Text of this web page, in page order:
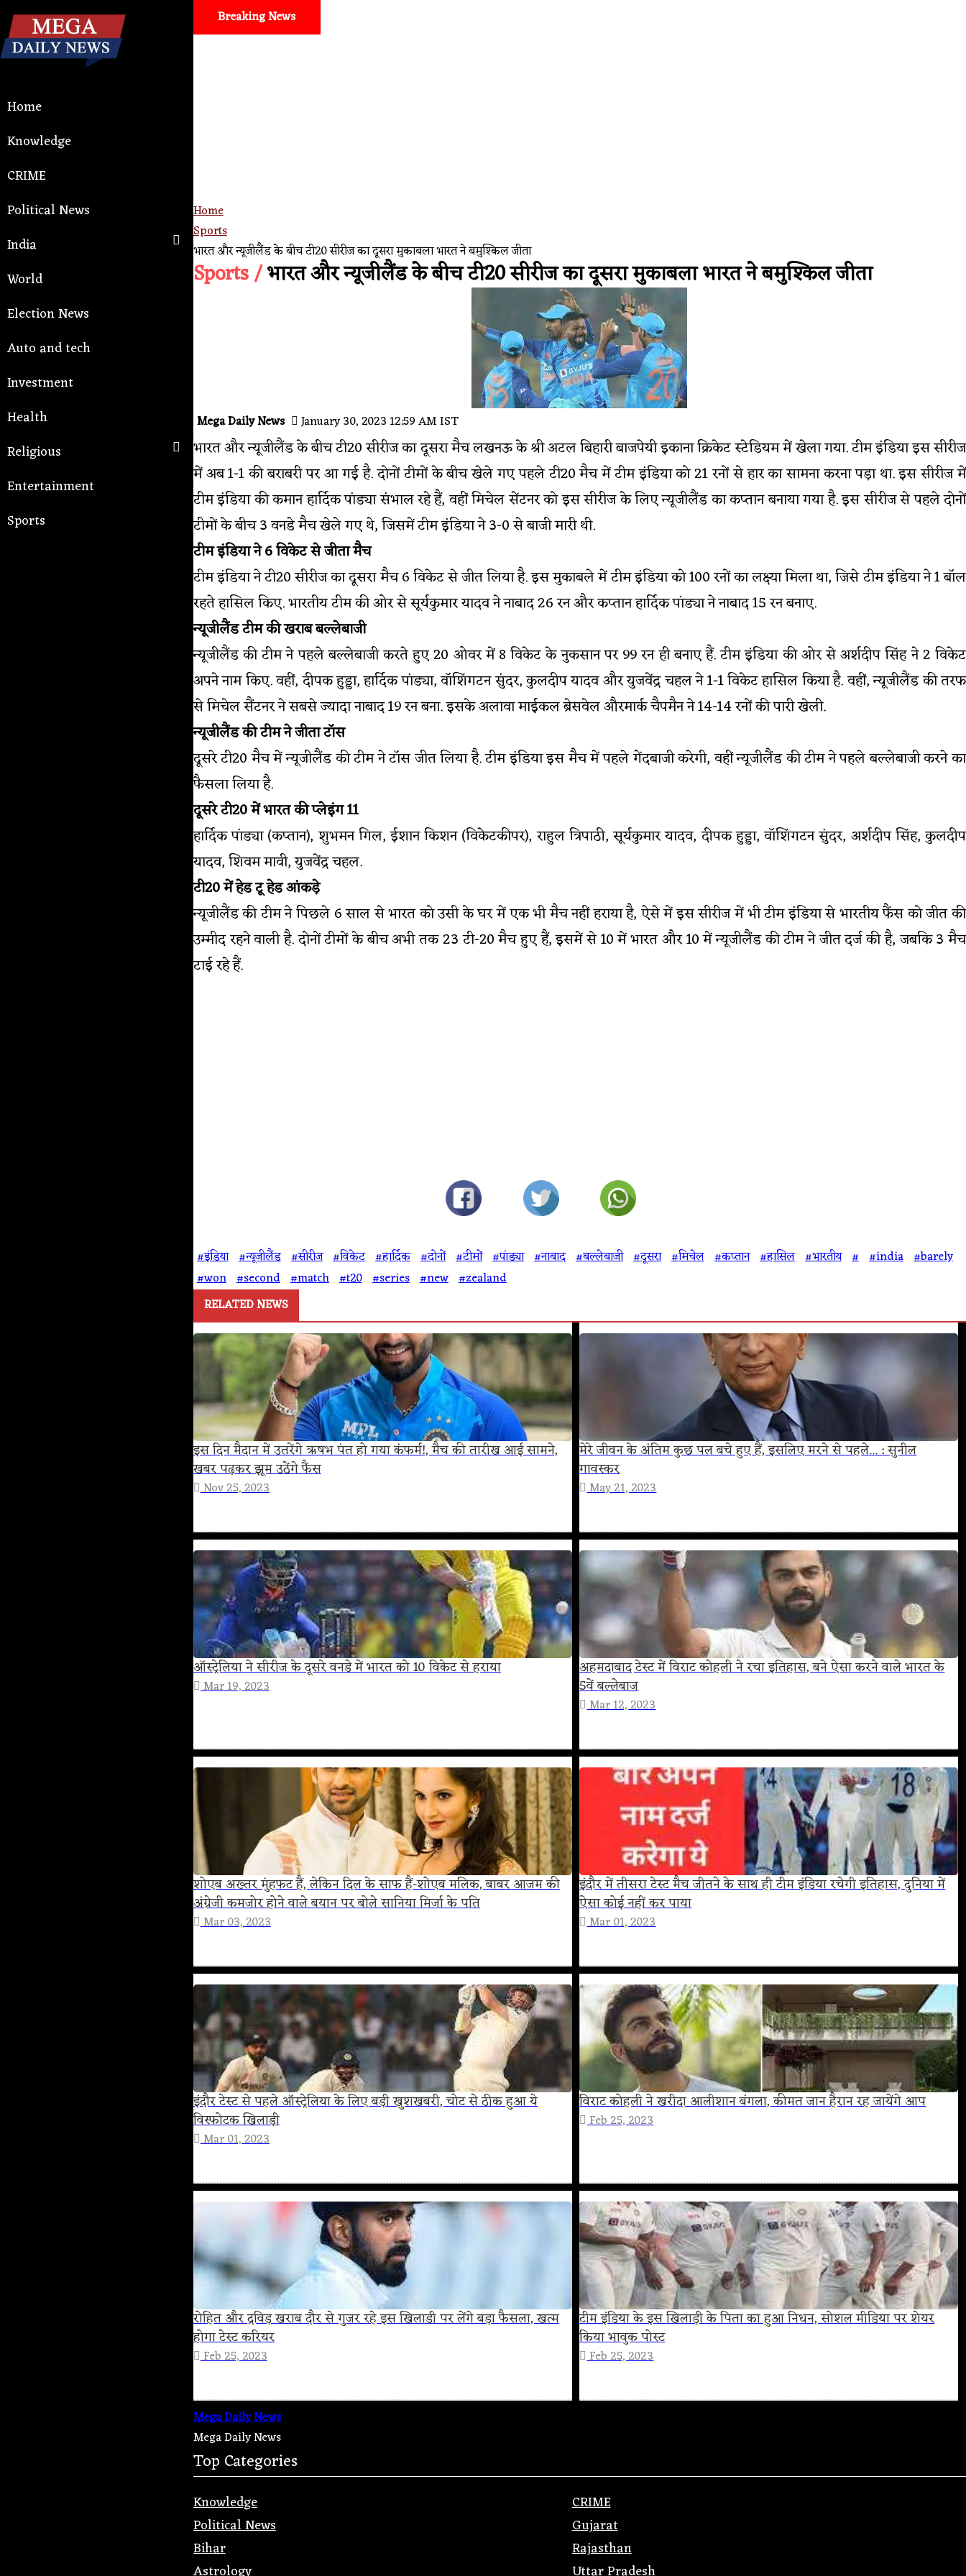
Home
Knowledge
CRIME
Political News
India
World
Election News
Auto and tech
Investment
Health
Religious
Entertainment
Sports
Breaking News
Home
Sports
भारत और न्यूजीलैंड के बीच टी20 सीरीज का दूसरा मुकाबला भारत ने बमुश्किल जीता
Sports /भारत और न्यूजीलैंड के बीच टी20 सीरीज का दूसरा मुकाबला भारत ने बमुश्किल जीता
Mega Daily News January 30, 2023 12:59 AM IST
भारत और न्यूजीलैंड के बीच टी20 सीरीज का दूसरा मैच लखनऊ के श्री अटल बिहारी बाजपेयी इकाना क्रिकेट स्टेडियम में खेला गया. टीम इंडिया इस सीरीज
में अब 1-1 की बराबरी पर आ गई है. दोनों टीमों के बीच खेले गए पहले टी20 मैच में टीम इंडिया को 21 रनों से हार का सामना करना पड़ा था. इस सीरीज में
टीम इंडिया की कमान हार्दिक पांड्या संभाल रहे हैं, वहीं मिचेल सेंटनर को इस सीरीज के लिए न्यूजीलैंड का कप्तान बनाया गया है. इस सीरीज से पहले दोनों
टीमों के बीच 3 वनडे मैच खेले गए थे, जिसमें टीम इंडिया ने 3-0 से बाजी मारी थी.
टीम इंडिया ने 6 विकेट से जीता मैच
टीम इंडिया ने टी20 सीरीज का दूसरा मैच 6 विकेट से जीत लिया है. इस मुकाबले में टीम इंडिया को 100 रनों का लक्ष्या मिला था, जिसे टीम इंडिया ने 1 बॉल
रहते हासिल किए. भारतीय टीम की ओर से सूर्यकुमार यादव ने नाबाद 26 रन और कप्तान हार्दिक पांड्या ने नाबाद 15 रन बनाए.
न्यूजीलैंड टीम की खराब बल्लेबाजी
न्यूजीलैंड की टीम ने पहले बल्लेबाजी करते हुए 20 ओवर में 8 विकेट के नुकसान पर 99 रन ही बनाए हैं. टीम इंडिया की ओर से अर्शदीप सिंह ने 2 विकेट
अपने नाम किए. वहीं, दीपक हुड्डा, हार्दिक पांड्या, वॉशिंगटन सुंदर, कुलदीप यादव और युजवेंद्र चहल ने 1-1 विकेट हासिल किया है. वहीं, न्यूजीलैंड की तरफ
से मिचेल सैंटनर ने सबसे ज्यादा नाबाद 19 रन बना. इसके अलावा माईकल ब्रेसवेल औरमार्क चैपमैन ने 14-14 रनों की पारी खेली.
न्यूजीलैंड की टीम ने जीता टॉस
दूसरे टी20 मैच में न्यूजीलैंड की टीम ने टॉस जीत लिया है. टीम इंडिया इस मैच में पहले गेंदबाजी करेगी, वहीं न्यूजीलैंड की टीम ने पहले बल्लेबाजी करने का
फैसला लिया है.
दूसरे टी20 में भारत की प्लेइंग 11
हार्दिक पांड्या (कप्तान), शुभमन गिल, ईशान किशन (विकेटकीपर), राहुल त्रिपाठी, सूर्यकुमार यादव, दीपक हुड्डा, वॉशिंगटन सुंदर, अर्शदीप सिंह, कुलदीप
यादव, शिवम मावी, युजवेंद्र चहल.
टी20 में हेड टू हेड आंकड़े
न्यूजीलैंड की टीम ने पिछले 6 साल से भारत को उसी के घर में एक भी मैच नहीं हराया है, ऐसे में इस सीरीज में भी टीम इंडिया से भारतीय फैंस को जीत की
उम्मीद रहने वाली है. दोनों टीमों के बीच अभी तक 23 टी-20 मैच हुए हैं, इसमें से 10 में भारत और 10 में न्यूजीलैंड की टीम ने जीत दर्ज की है, जबकि 3 मैच
टाई रहे हैं.
#इंडिया #न्यूजीलैंड #सीरीज #विकेट #हार्दिक #दोनों #टीमों #पांड्या #नाबाद #बल्लेबाजी #दूसरा #मिचेल #कप्तान #हासिल #भारतीय # #india #barely
#won #second #match #t20 #series #new #zealand
RELATED NEWS
इस दिन मैदान में उतरेंगे ऋषभ पंत हो गया कंफर्म!, मैच की तारीख आई सामने,
खबर पढ़कर झूम उठेंगे फैंस
Nov 25, 2023
मेरे जीवन के अंतिम कुछ पल बचे हुए हैं, इसलिए मरने से पहले... : सुनील
गावस्कर
May 21, 2023
ऑस्ट्रेलिया ने सीरीज के दूसरे वनडे में भारत को 10 विकेट से हराया
Mar 19, 2023
अहमदाबाद टेस्ट में विराट कोहली ने रचा इतिहास, बने ऐसा करने वाले भारत के
5वें बल्लेबाज
Mar 12, 2023
शोएब अख्तर मुंहफट हैं, लेकिन दिल के साफ हैं-शोएब मलिक, बाबर आजम की
अंग्रेजी कमजोर होने वाले बयान पर बोले सानिया मिर्जा के पति
Mar 03, 2023
इंदौर में तीसरा टेस्ट मैच जीतने के साथ ही टीम इंडिया रचेगी इतिहास, दुनिया में
ऐसा कोई नहीं कर पाया
Mar 01, 2023
इंदौर टेस्ट से पहले ऑस्ट्रेलिया के लिए बड़ी खुशखबरी, चोट से ठीक हुआ ये
विस्फोटक खिलाड़ी
Mar 01, 2023
विराट कोहली ने खरीदा आलीशान बंगला, कीमत जान हैरान रह जायेंगे आप
Feb 25, 2023
रोहित और द्रविड़ खराब दौर से गुजर रहे इस खिलाडी पर लेंगे बड़ा फैसला, खत्म
होगा टेस्ट करियर
Feb 25, 2023
टीम इंडिया के इस खिलाड़ी के पिता का हुआ निधन, सोशल मीडिया पर शेयर
किया भावुक पोस्ट
Feb 25, 2023
Mega Daily News
Mega Daily News
Top Categories
Knowledge
CRIME
Political News
Gujarat
Bihar
Rajasthan